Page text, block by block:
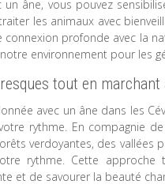
âne, vous pouvez
les animaux avec
profonde avec la
environnement pour les
tout en
avec un âne dans les
rythme. En compagnie
verdoyantes, des vallées
rythme. Cette
et de savourer la beauté